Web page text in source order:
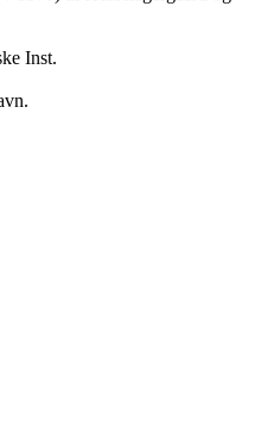
Inst.